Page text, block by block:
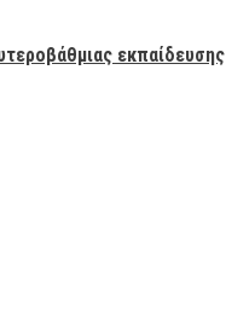
εκπαίδευσης